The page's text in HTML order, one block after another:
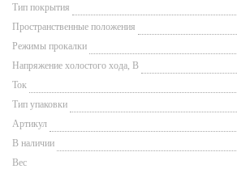
Тип покрытия
Пространственные положения
Режимы прокалки
Напряжение холостого хода, В
Ток
Тип упаковки
Артикул
В наличии
Вес